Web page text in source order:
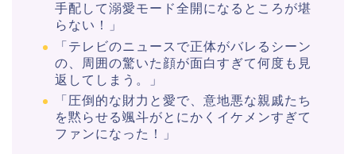
手配して溺愛モード全開になるところが堪
らない！」
「テレビのニュースで正体がバレるシーン
の、周囲の驚いた顔が面白すぎて何度も見
返してしまう。」
「圧倒的な財力と愛で、意地悪な親戚たち
を黙らせる颯斗がとにかくイケメンすぎて
ファンになった！」